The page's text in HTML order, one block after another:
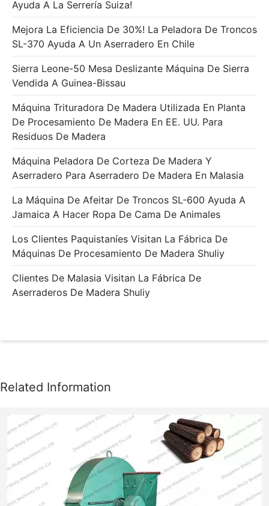
Ayuda A La Serrería Suiza!
Mejora La Eficiencia De 30%! La Peladora De Troncos
SL-370 Ayuda A Un Aserradero En Chile
Sierra Leone-50 Mesa Deslizante Máquina De Sierra
Vendida A Guinea-Bissau
Máquina Trituradora De Madera Utilizada En Planta
De Procesamiento De Madera En EE. UU. Para
Residuos De Madera
Máquina Peladora De Corteza De Madera Y
Aserradero Para Aserradero De Madera En Malasia
La Máquina De Afeitar De Troncos SL-600 Ayuda A
Jamaica A Hacer Ropa De Cama De Animales
Los Clientes Paquistaníes Visitan La Fábrica De
Máquinas De Procesamiento De Madera Shuliy
Clientes De Malasia Visitan La Fábrica De
Aserraderos De Madera Shuliy